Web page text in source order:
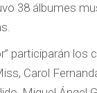
38 álbumes
participarán los
Carol